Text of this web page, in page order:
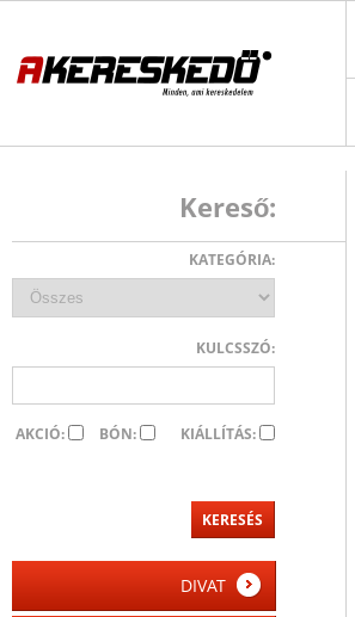
Kereső:
KATEGÓRIA:
KULCSSZÓ:
AKCIÓ: BÓN: KIÁLLÍTÁS:
DIVAT